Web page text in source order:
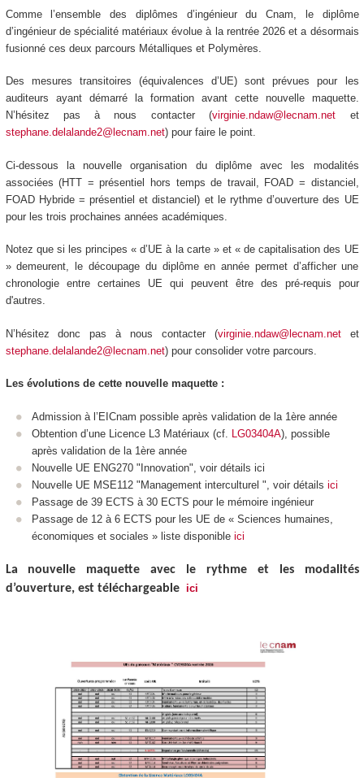
Comme l’ensemble des diplômes d’ingénieur du Cnam, le diplôme
d’ingénieur de spécialité matériaux évolue à la rentrée 2026 et a désormais
fusionné ces deux parcours Métalliques et Polymères.
Des mesures transitoires (équivalences d’UE) sont prévues pour les
auditeurs ayant démarré la formation avant cette nouvelle maquette.
N’hésitez pas à nous contacter (virginie.ndaw@lecnam.net et
stephane.delalande2@lecnam.net) pour faire le point.
Ci-dessous la nouvelle organisation du diplôme avec les modalités
associées (HTT = présentiel hors temps de travail, FOAD = distanciel,
FOADHybride = présentiel et distanciel) et le rythme d’ouverture des UE
pour les trois prochaines années académiques.
Notez que si les principes « d’UE à la carte» et « de capitalisation des UE
» demeurent, le découpage du diplôme en année permet d’afficher une
chronologie entre certaines UE qui peuvent être des pré-requis pour
d'autres.
N’hésitez donc pas à nous contacter (virginie.ndaw@lecnam.netet
stephane.delalande2@lecnam.net) pour consolider votre parcours.
Les évolutions de cette nouvelle maquette :
Admission à l’EICnam possible après validation de la 1ère année
Obtention d’une Licence L3 Matériaux (cf. LG03404A), possible
après validation de la 1ère année
Nouvelle UE ENG270 "Innovation", voir détails ici
Nouvelle UE MSE112 "Management interculturel ", voir détails ici
Passage de 39 ECTS à 30 ECTS pour le mémoire ingénieur
Passage de 12 à 6 ECTS pour les UE de « Sciences humaines,
économiques et sociales » liste disponible ici
La nouvelle maquette avec le rythme et les modalités
d’ouverture, est téléchargeable ici